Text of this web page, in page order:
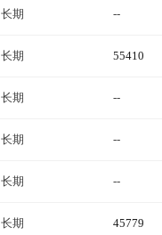
长期 --
长期 55410
长期 --
长期 --
长期 --
长期 45779